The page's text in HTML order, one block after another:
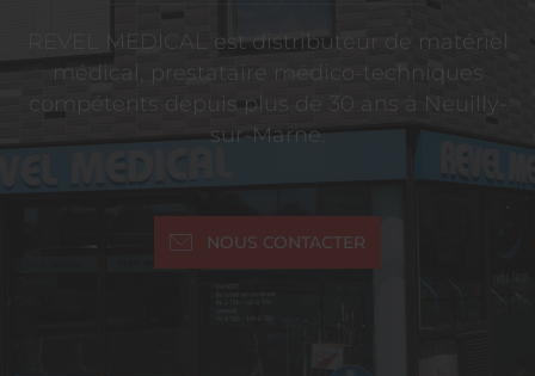
REVEL MEDICAL est distributeur de matériel
médical, prestataire médico-techniques
compétents depuis plus de 30 ans à Neuilly-
sur-Marne.
NOUS CONTACTER